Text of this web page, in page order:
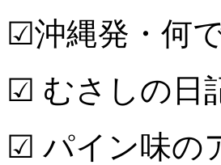
☑沖縄発・何
☑ むさしの日
☑ パイン味の